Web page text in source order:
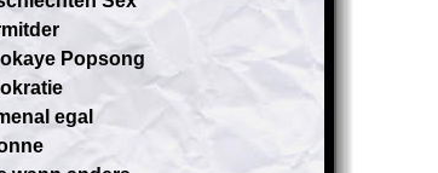
Popsong
egal